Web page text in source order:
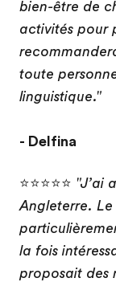
bien-être de
activités pour
toute
linguistique."
- Delfina
⭐⭐⭐⭐⭐ "J’ai
Angleterre.
la fois
proposait des